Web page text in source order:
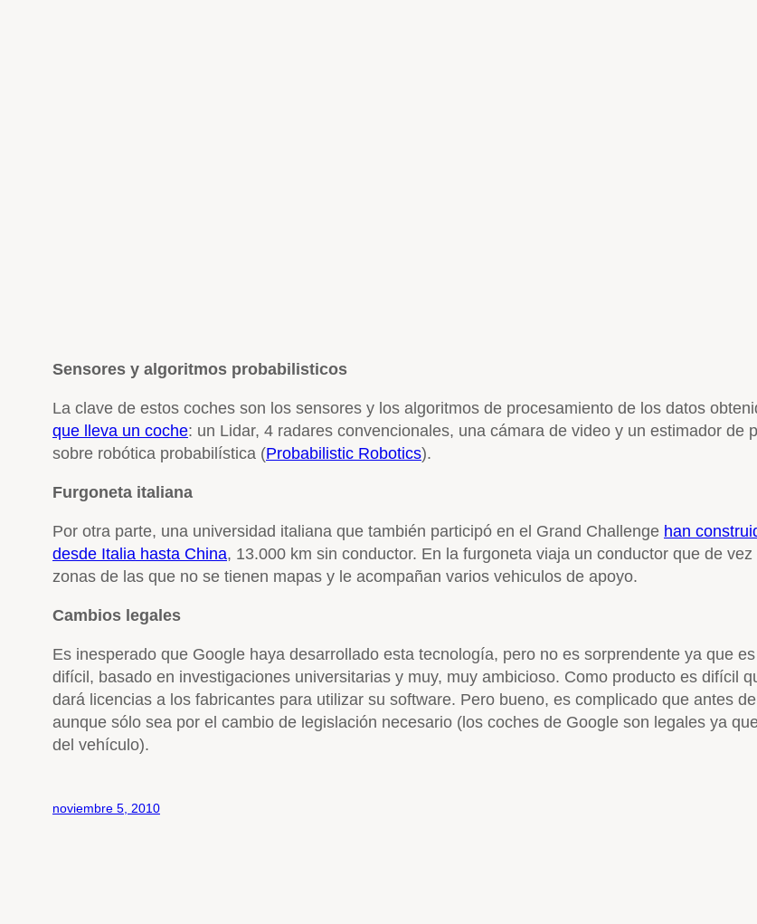
Sensores y algoritmos probabilisticos
La clave de estos coches son los sensores y los algoritmos de procesamiento de los datos
que lleva un coche: un Lidar, 4 radares convencionales, una cámara de video y un estimador
sobre robótica probabilística (Probabilistic Robotics).
Furgoneta italiana
Por otra parte, una universidad italiana que también participó en el Grand Challenge han
desde Italia hasta China, 13.000 km sin conductor. En la furgoneta viaja un conductor que de
zonas de las que no se tienen mapas y le acompañan varios vehiculos de apoyo.
Cambios legales
Es inesperado que Google haya desarrollado esta tecnología, pero no es sorprendente ya que
difícil, basado en investigaciones universitarias y muy, muy ambicioso. Como producto es difícil
dará licencias a los fabricantes para utilizar su software. Pero bueno, es complicado que antes
aunque sólo sea por el cambio de legislación necesario (los coches de Google son legales ya
del vehículo).
noviembre 5, 2010